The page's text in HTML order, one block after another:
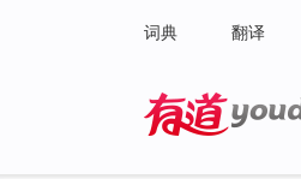
词典 翻译